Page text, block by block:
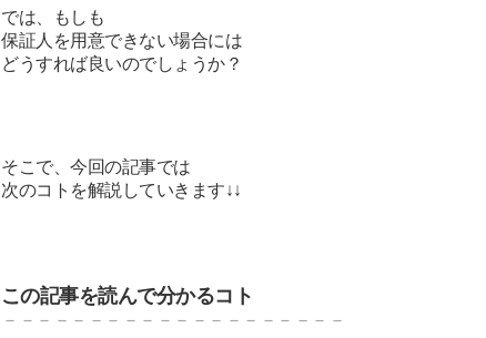
では、
もしも
保証人を用意できない場合には
どうすれば良いのでしょうか？
そこで、今回の記事では
次のコトを解説していきます↓↓
この記事を読んで分かるコト
－－－－－－－－－－－－－ －－－－－－－